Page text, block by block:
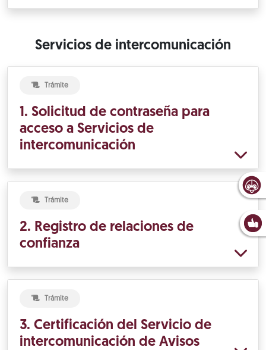
Servicios de intercomunicación
Trámite
1. Solicitud de contraseña para
acceso a Servicios de
intercomunicación
Trámite
2. Registro de relaciones de
confianza
Trámite
3. Certificación del Servicio de
intercomunicación de Avisos